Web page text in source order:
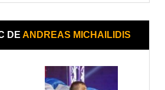
DEANDREAS MICHAILIDIS